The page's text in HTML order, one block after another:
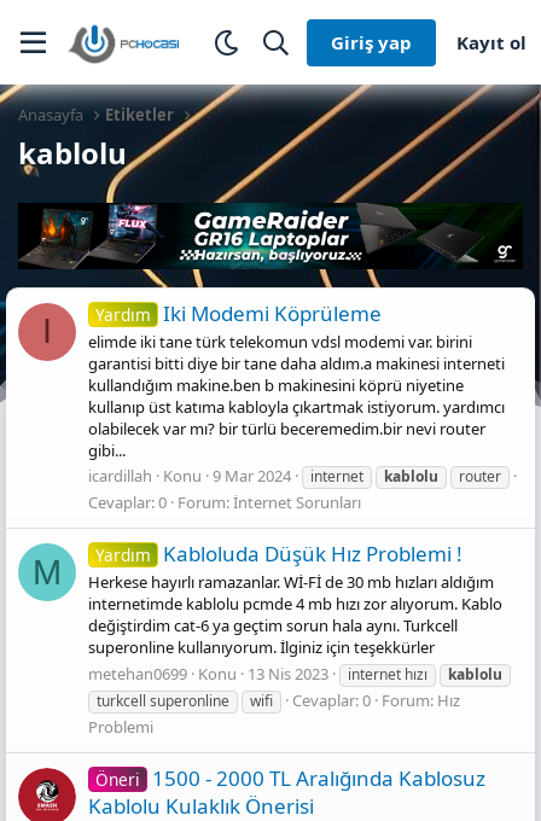
Giriş yap Kayıt ol
Anasayfa Etiketler
kablolu
I Yardım Iki Modemi Köprüleme
elimde iki tane türk telekomun vdsl modemi var. birini
garantisi bitti diye bir tane daha aldım.a makinesi interneti
kullandığım makine.ben b makinesini köprü niyetine
kullanıp üst katıma kabloyla çıkartmak istiyorum. yardımcı
olabilecek var mı? bir türlü beceremedim.bir nevi router
gibi...
icardillah
Konu 9 Mar 2024 internet kablolu router
Cevaplar: 0 Forum:İnternet Sorunları
M Yardım Kabloluda Düşük Hız Problemi !
Herkese hayırlı ramazanlar. Wİ-Fİ de 30 mb hızları aldığım
internetimde kablolu pcmde 4 mb hızı zor alıyorum. Kablo
değiştirdim cat-6 ya geçtim sorun hala aynı. Turkcell
superonline kullanıyorum. İlginiz için teşekkürler
metehan0699 Konu 13 Nis 2023 internet hızı
kablolu
turkcell superonline
wifi Cevaplar: 0 Forum: Hız
Problemi
Öneri 1500 - 2000 TL Aralığında Kablosuz
Kablolu Kulaklık Önerisi